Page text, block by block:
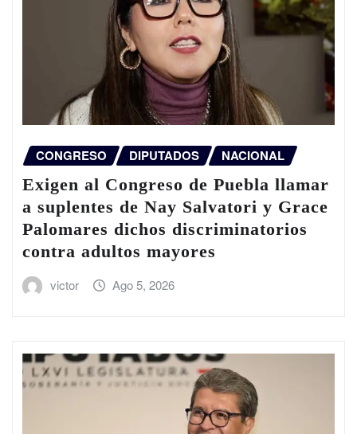
CONGRESO DIPUTADOS NACIONAL
Exigen al Congreso de Puebla llamar
a suplentes de Nay Salvatori y Grace
Palomares dichos discriminatorios
contra adultos mayores
victor Ago 5, 2026